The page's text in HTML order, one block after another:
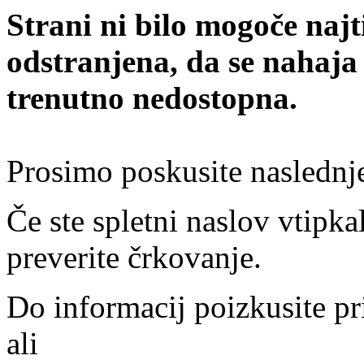
Strani ni bilo mogoče
odstranjena, da se
trenutno nedostopna.
Prosimo poskusite
Če ste spletni naslov
preverite črkovanje.
Do informacij poizkusite
ali